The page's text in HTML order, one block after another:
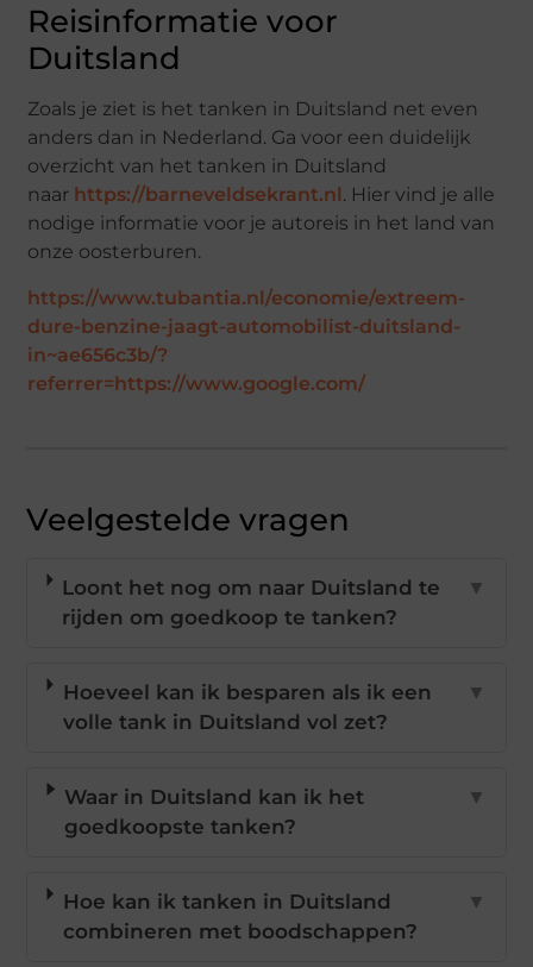
Reisinformatie voor
Duitsland
Zoals je ziet is het tanken in Duitsland net even
anders dan in Nederland. Ga voor een duidelijk
overzicht van het tanken in Duitsland
naar https://barneveldsekrant.nl. Hier vind je alle
nodige informatie voor je autoreis in het land van
onze oosterburen.
https://www.tubantia.nl/economie/extreem-
dure-benzine-jaagt-automobilist-duitsland-
in~ae656c3b/?
referrer=https://www.google.com/
Veelgestelde vragen
Loont het nog om naar Duitsland te
rijden om goedkoop te tanken?
▼
Hoeveel kan ik besparen als ik een
volle tank in Duitsland vol zet?
▼
Waar in Duitsland kan ik het
goedkoopste tanken?
▼
Hoe kan ik tanken in Duitsland
combineren met boodschappen?
▼